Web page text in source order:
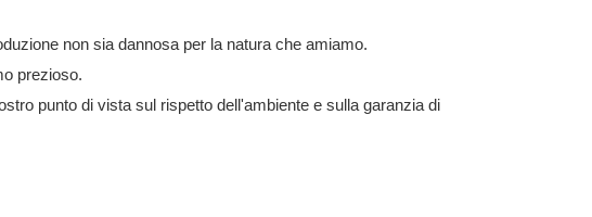
non sia dannosa per la natura che amiamo.
prezioso.
punto di vista sul rispetto dell'ambiente e sulla garanzia di